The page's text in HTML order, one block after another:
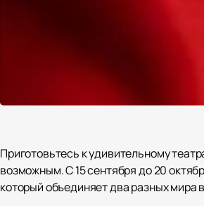
Приготовьтесь к удивительному
возможным. С 15 сентября до 20
который объединяет два разных мира